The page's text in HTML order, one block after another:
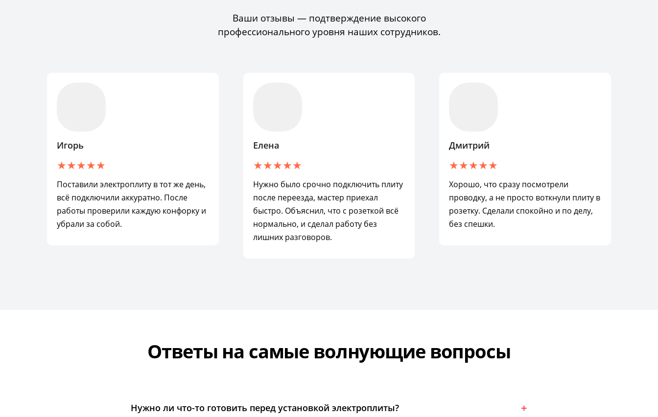
Ваши отзывы — подтверждение высокого
профессионального уровня наших сотрудников.
Игорь
Поставили электроплиту в тот же день,
всё подключили аккуратно. После
работы проверили каждую конфорку и
убрали за собой.
Елена
Нужно было срочно подключить плиту
после переезда, мастер приехал
быстро. Объяснил, что с розеткой всё
нормально, и сделал работу без
лишних разговоров.
Дмитрий
Хорошо, что сразу посмотрели
проводку, а не просто воткнули плиту в
розетку. Сделали спокойно и по делу,
без спешки.
Ответы на самые волнующие вопросы
Нужно ли что-то готовить перед установкой электроплиты?